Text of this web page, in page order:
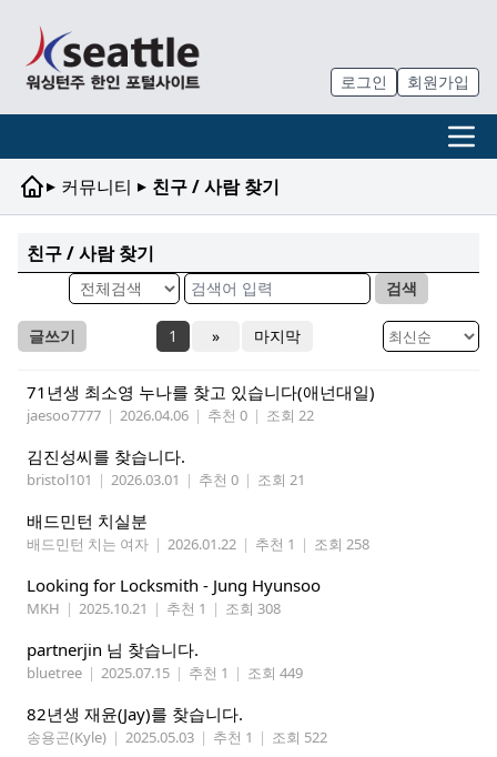
로그인 회원가입
▸ 커뮤니티 ▸ 친구 / 사람 찾기
친구 / 사람 찾기
검색
글쓰기 1 » 마지막
71년생 최소영 누나를 찾고 있습니다(애넌대일)
jaesoo7777 | 2026.04.06 | 추천 0 | 조회 22
김진성씨를 찾습니다.
bristol101 | 2026.03.01 | 추천 0 | 조회 21
배드민턴 치실분
배드민턴 치는 여자 | 2026.01.22 | 추천 1 | 조회 258
Looking for Locksmith - Jung Hyunsoo
MKH | 2025.10.21 | 추천 1 | 조회 308
partnerjin 님 찾습니다.
bluetree | 2025.07.15 | 추천 1 | 조회 449
82년생 재윤(Jay)를 찾습니다.
송용곤(Kyle) | 2025.05.03 | 추천 1 | 조회 522